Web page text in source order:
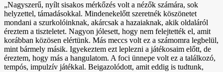
„Nagyszerű, nyílt sisakos mérkőzés volt a nézők számára, sok
helyzettel, támadásokkal. Mindenekelőtt szeretnék köszönetet
mondani a szurkolóinknak, akárcsak a hazaiaknak, akik oldaláról
éreztem a tiszteletet. Nagyon jólesett, hogy nem felejtették el, amit
korábban közösen elértünk. Más meccs volt ez a számomra legbelül,
mint bármely másik. Igyekeztem ezt leplezni a játékosaim előtt, de
éreztem, hogy más a hangulatom. A foci ünnepe volt ez a találkozó,
tempós, impulzív játékkal. Beigazolódott, amit eddig is tudtunk,